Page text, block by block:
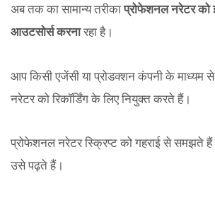
अब तक का सामान्य तरीकाप्रोफेशनल नरेटर को
आउटसोर्स करनारहा है।
आप किसी एजेंसी या प्रोडक्शन कंपनी के माध्यम से
नरेटर को रिकॉर्डिंग के लिए नियुक्त करते हैं।
प्रोफेशनल नरेटर स्क्रिप्ट को गहराई से समझते
उसे पढ़ते हैं।